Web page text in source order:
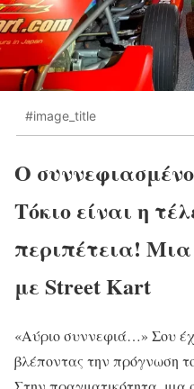
#image_title
Ο
Τόκιο είναι η
περιπέτεια!
με Street Kart
«Αύριο συννεφιά…» Σου
βλέποντας την πρόγνωση